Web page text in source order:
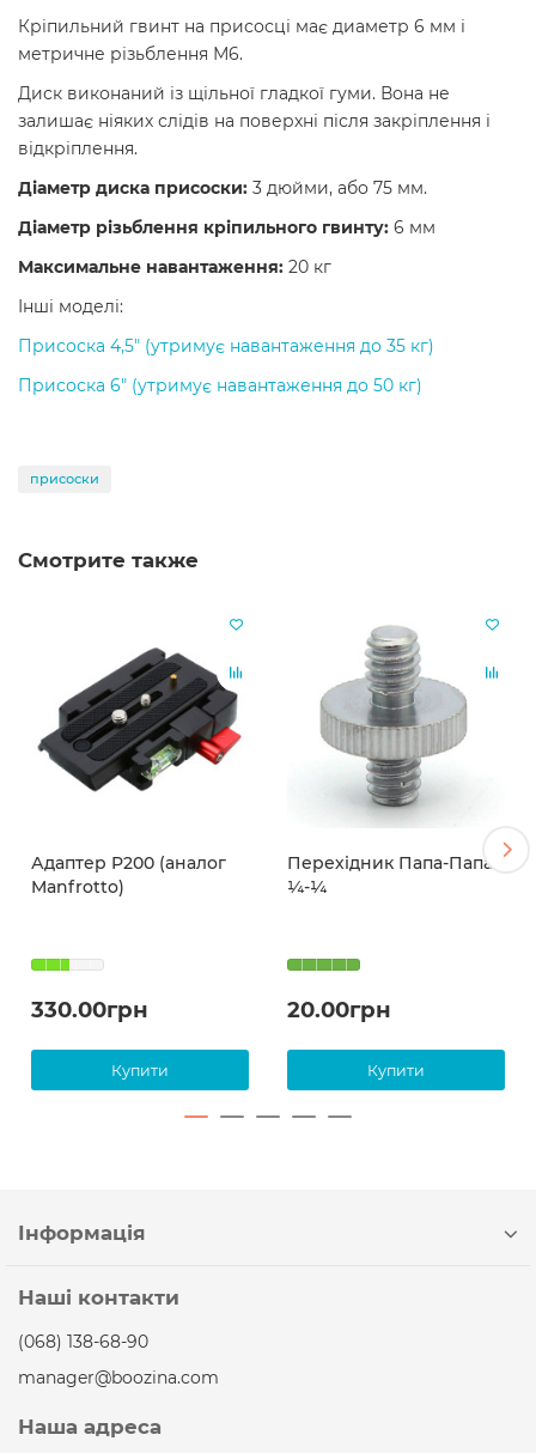
Кріпильний гвинт на присосці має диаметр 6 мм і
метричне різьблення М6.
Диск виконаний із щільної гладкої гуми. Вона не
залишає ніяких слідів на поверхні після закріплення і
відкріплення.
Діаметр диска присоски: 3 дюйми, або 75 мм.
Діаметр різьблення кріпильного гвинту: 6 мм
Максимальне навантаження: 20 кг
Інші моделі:
Присоска 4,5" (утримує навантаження до 35 кг)
Присоска 6" (утримує навантаження до 50 кг)
присоски
Смотрите также
Адаптер P200 (аналог
Manfrotto)
330.00грн
Купити
Перехідник Папа-Папа
¼-¼
20.00грн
Купити
Інформація
Наші контакти
(068) 138-68-90
manager@boozina.com
Наша адреса